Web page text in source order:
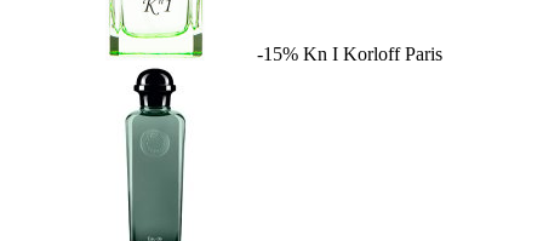
-15% Kn I Korloff Paris